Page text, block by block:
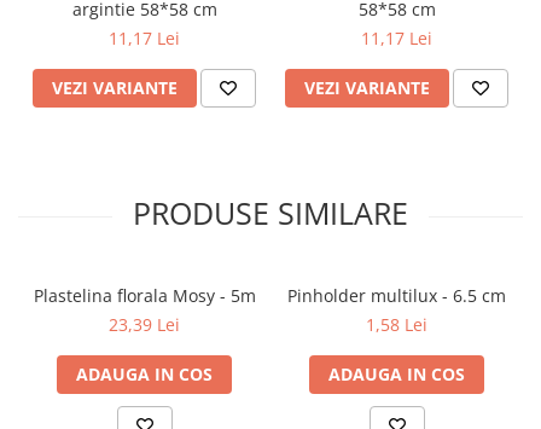
argintie 58*58 cm
11,17 Lei
VEZI VARIANTE
58*58 cm
11,17 Lei
VEZI VARIANTE
PRODUSE SIMILARE
Plastelina florala Mosy - 5m
23,39 Lei
ADAUGA IN COS
Pinholder multilux - 6.5 cm
1,58 Lei
ADAUGA IN COS